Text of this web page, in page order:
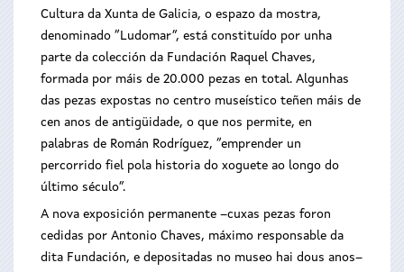
Cultura da Xunta de Galicia, o espazo da mostra,
denominado “Ludomar”, está constituído por unha
parte da colección da Fundación Raquel Chaves,
formada por máis de 20.000 pezas en total. Algunhas
das pezas expostas no centro museístico teñen máis de
cen anos de antigüidade, o que nos permite, en
palabras de Román Rodríguez, “emprender un
percorrido fiel pola historia do xoguete ao longo do
último século”.
A nova exposición permanente –cuxas pezas foron
cedidas por Antonio Chaves, máximo responsable da
dita Fundación, e depositadas no museo hai dous anos–